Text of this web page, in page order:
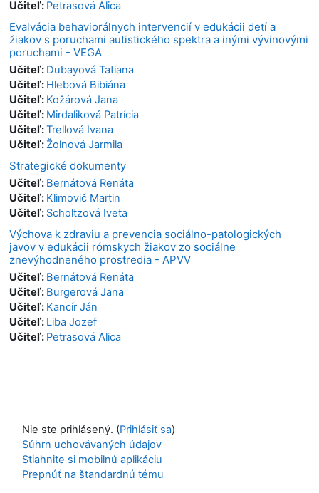
Učiteľ: Petrasová Alica
Evalvácia behaviorálnych intervencií v edukácii detí a
žiakov s poruchami autistického spektra a inými vývinovými
poruchami - VEGA
Učiteľ: Dubayová Tatiana
Učiteľ: Hlebová Bibiána
Učiteľ: Kožárová Jana
Učiteľ: Mirdaliková Patrícia
Učiteľ:Trellová Ivana
Učiteľ: Žolnová Jarmila
Strategické dokumenty
Učiteľ: Bernátová Renáta
Učiteľ: Klimovič Martin
Učiteľ: Scholtzová Iveta
Výchova k zdraviu a prevencia sociálno-patologických
javov v edukácii rómskych žiakov zo sociálne
znevýhodneného prostredia - APVV
Učiteľ: Bernátová Renáta
Učiteľ: Burgerová Jana
Učiteľ: Kancír Ján
Učiteľ: Liba Jozef
Učiteľ: Petrasová Alica
Nie ste prihlásený. (Prihlásiť sa)
Súhrn uchovávaných údajov
Stiahnite si mobilnú aplikáciu
Prepnúť na štandardnú tému